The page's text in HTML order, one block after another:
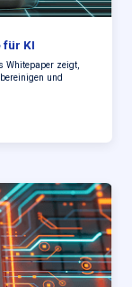
für KI
Whitepaper zeigt,
und